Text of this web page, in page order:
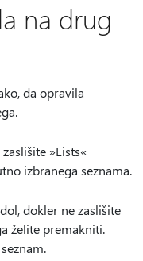
na drug
da opravila
»Lists«
izbranega seznama.
dokler ne zaslišite
želite premakniti.